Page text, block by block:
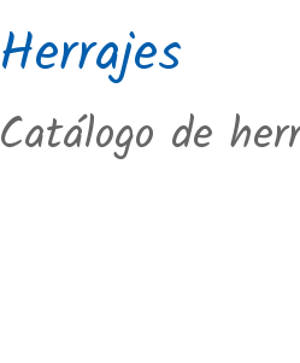
Herrajes
Catálogo de